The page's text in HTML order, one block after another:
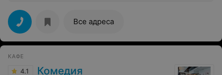
Все адреса
КАФЕ
4.1 Комедия